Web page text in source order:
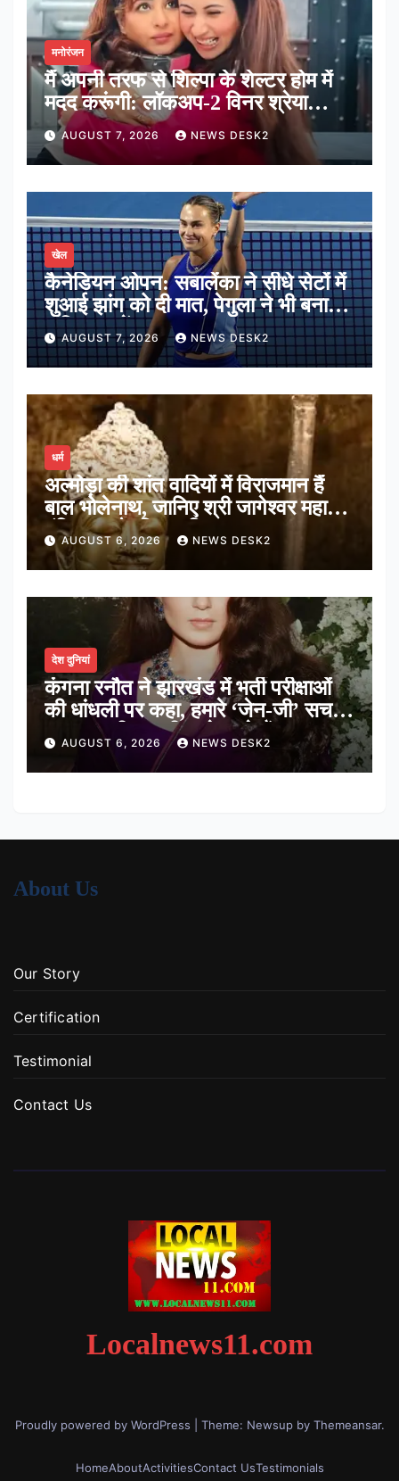
मनोरंजन
मैं अपनी तरफ से शिल्पा के शेल्टर होम में
मदद करूंगी: लॉकअप-2 विनर श्रेया
कालरा
AUGUST 7, 2026 NEWS DESK2
खेल
कैनेडियन ओपन: सबालेंका ने सीधे सेटों में
शुआई झांग को दी मात, पेगुला ने भी बनाई
अंतिम 16 में जगह
AUGUST 7, 2026 NEWS DESK2
धर्म
अल्मोड़ा की शांत वादियों में विराजमान हैं
बाल भोलेनाथ, जानिए श्री जागेश्वर महादेव
मंदिर का पौराणिक इतिहास
AUGUST 6, 2026 NEWS DESK2
देश दुनियां
कंगना रनौत ने झारखंड में भर्ती परीक्षाओं
की धांधली पर कहा, हमारे ‘जेन-जी’ सच में
हर तरह की तकलीफ झेल रहे हैं
AUGUST 6, 2026 NEWS DESK2
About Us
Our Story
Certification
Testimonial
Contact Us
Localnews11.com
Proudly powered by WordPress Theme: Newsup by Themeansar.
HomeAboutActivitiesContact UsTestimonials